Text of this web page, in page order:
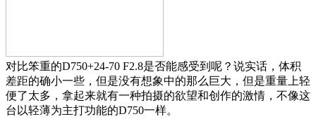
对比笨重的D750+24-70 F2.8是否能感受到呢？说实话，体积
差距的确小一些，但是没有想象中的那么巨大，但是重量上轻
便了太多，拿起来就有一种拍摄的欲望和创作的激情，不像这
台以轻薄为主打功能的D750一样。